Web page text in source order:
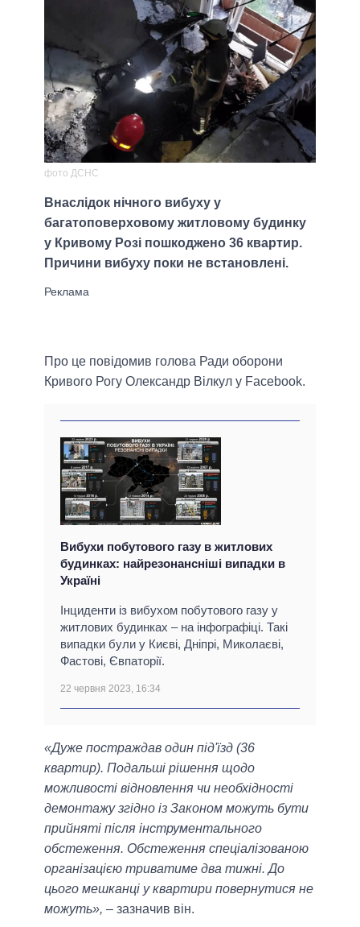
фото ДСНС
Внаслідок нічного вибуху у
багатоповерховому житловому будинку
у Кривому Розі пошкоджено 36 квартир.
Причини вибуху поки не встановлені.
Про це повідомив голова Ради оборони
Кривого Рогу Олександр Вілкул у Facebook.
Вибухи побутового газу в житлових
будинках: найрезонансніші випадки в
Україні
Інциденти із вибухом побутового газу у
житлових будинках – на інфографіці. Такі
випадки були у Києві, Дніпрі, Миколаєві,
Фастові, Євпаторії.
22 червня 2023, 16:34
«Дуже постраждав один під'їзд (36
квартир). Подальші рішення щодо
можливості відновлення чи необхідності
демонтажу згідно із Законом можуть бути
прийняті після інструментального
обстеження. Обстеження спеціалізованою
організацією триватиме два тижні. До
цього мешканці у квартири повернутися не
можуть», – зазначив він.